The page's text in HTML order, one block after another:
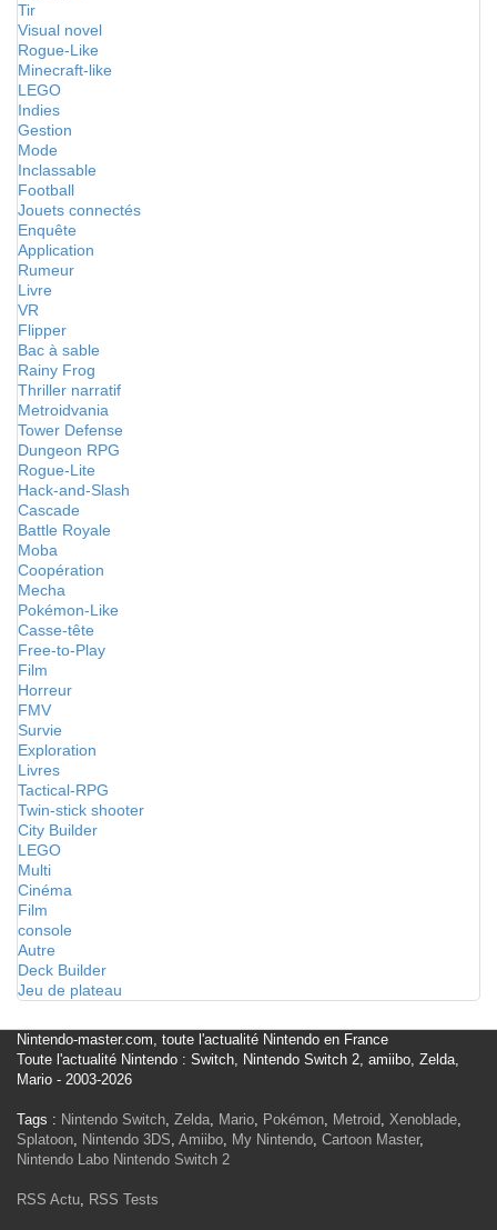
Tir
Visual novel
Rogue-Like
Minecraft-like
LEGO
Indies
Gestion
Mode
Inclassable
Football
Jouets connectés
Enquête
Application
Rumeur
Livre
VR
Flipper
Bac à sable
Rainy Frog
Thriller narratif
Metroidvania
Tower Defense
Dungeon RPG
Rogue-Lite
Hack-and-Slash
Cascade
Battle Royale
Moba
Coopération
Mecha
Pokémon-Like
Casse-tête
Free-to-Play
Film
Horreur
FMV
Survie
Exploration
Livres
Tactical-RPG
Twin-stick shooter
City Builder
LEGO
Multi
Cinéma
Film
console
Autre
Deck Builder
Jeu de plateau
Nintendo-master.com, toute l'actualité Nintendo en France
Toute l'actualité Nintendo : Switch, Nintendo Switch 2, amiibo, Zelda,
Mario - 2003-2026
Tags : Nintendo Switch, Zelda, Mario, Pokémon, Metroid, Xenoblade,
Splatoon, Nintendo 3DS, Amiibo, My Nintendo, Cartoon Master,
Nintendo Labo Nintendo Switch 2
RSS Actu, RSS Tests